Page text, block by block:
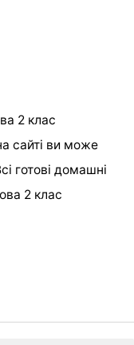
2 клас
сайті ви може
готові домашні
2 клас